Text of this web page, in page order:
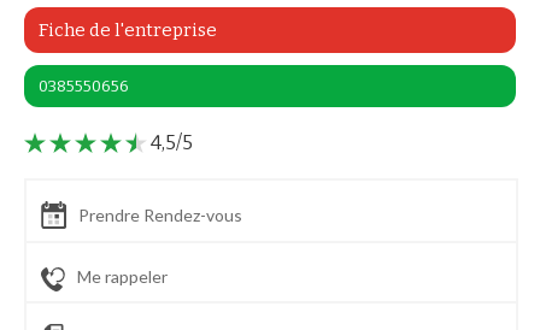
Fiche de l'entreprise
0385550656
4,5/5
Prendre Rendez-vous
Me rappeler